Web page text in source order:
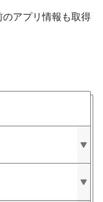
アプリ情報も取得